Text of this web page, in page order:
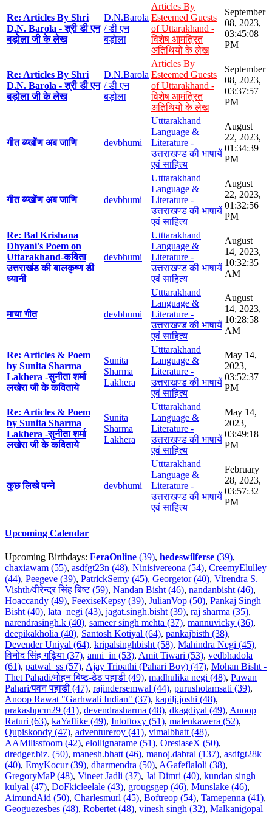
Re: Articles By Shri
D.N. Barola - श्री डी एन
बड़ोला जी के लेख
D.N.Barola
/ डी एन
बड़ोला
Articles By
Esteemed Guests
of Uttarakhand -
विशेष आमंत्रित
अतिथियों के लेख
September
08, 2023,
03:45:08
PM
Re: Articles By Shri
D.N. Barola - श्री डी एन
बड़ोला जी के लेख
D.N.Barola
/ डी एन
बड़ोला
Articles By
Esteemed Guests
of Uttarakhand -
विशेष आमंत्रित
अतिथियों के लेख
September
08, 2023,
03:37:57
PM
गीत ब्य्खोंण अब जाणि devbhumi
Utttarakhand
Language &
Literature -
उत्तराखण्ड की भाषायें
एवं साहित्य
August
22, 2023,
01:34:39
PM
गीत ब्य्खोंण अब जाणि devbhumi
Utttarakhand
Language &
Literature -
उत्तराखण्ड की भाषायें
एवं साहित्य
August
22, 2023,
01:32:56
PM
Re: Bal Krishana
Dhyani's Poem on
Uttarakhand-कविता
उत्तराखंड की बालकृष्ण डी
ध्यानी
devbhumi
Utttarakhand
Language &
Literature -
उत्तराखण्ड की भाषायें
एवं साहित्य
August
14, 2023,
10:32:35
AM
माया गीत devbhumi
Utttarakhand
Language &
Literature -
उत्तराखण्ड की भाषायें
एवं साहित्य
August
14, 2023,
10:28:58
AM
Re: Articles & Poem
by Sunita Sharma
Lakhera -सुनीता शर्मा
लखेरा जी के कविताये
Sunita
Sharma
Lakhera
Utttarakhand
Language &
Literature -
उत्तराखण्ड की भाषायें
एवं साहित्य
May 14,
2023,
03:52:37
PM
Re: Articles & Poem
by Sunita Sharma
Lakhera -सुनीता शर्मा
लखेरा जी के कविताये
Sunita
Sharma
Lakhera
Utttarakhand
Language &
Literature -
उत्तराखण्ड की भाषायें
एवं साहित्य
May 14,
2023,
03:49:18
PM
कुछ लिखे पन्ने devbhumi
Utttarakhand
Language &
Literature -
उत्तराखण्ड की भाषायें
एवं साहित्य
February
28, 2023,
03:57:32
PM
Upcoming Calendar
Upcoming Birthdays: FeraOnline (39), hedeswilferse (39),
chaxiawam (55), asdfgt23n (48), Ninisivereona (54), CreemyElulley
(44), Peegeve (39), PatrickSemy (45), Georgetor (40), Virendra S.
Vishth/वीरेन्द्र सिंह बिष्ट (59), Nandan Bisht (46), nandanbisht (46),
Hoaccandy (49), FeexiseKepsy (39), JulianVop (50), Pankaj Singh
Bisht (40), lata_negi (43), jagat.singh.bisht (39), raj sharma (35),
narendrasingh.k (40), sameer singh mehta (37), mannuvicky (36),
deepikakholia (40), Santosh Kotiyal (64), pankajbisth (38),
Devender Uniyal (64), kripalsinghbisht (58), Mahindra Negi (45),
विनोद सिंह गढ़िया (37), anni_in (53), Amit Tiwari (53), vedbhadola
(61), patwal_ss (57), Ajay Tripathi (Pahari Boy) (47), Mohan Bisht -
Thet Pahadi/मोहन बिष्ट-ठेठ पहाडी (49), madhulika negi (48), Pawan
Pahari/पवन पहाडी (47), rajindersemwal (44), purushotamsati (39),
Anoop Rawat "Garhwali Indian" (37), kapilj.joshi (48),
prakashpcm29 (41), devendrasharma (48), dkagdiyal (49), Anoop
Raturi (63), kaYaftike (49), Intoftoxy (51), malenkawera (52),
Qupiskondy (47), adventureroy (41), vimalbhatt (48),
AAMilissfoom (42), elollignarame (51), OresiaseX (50),
dredger.biz. (50), manesh.bhatt (46), manoj.dabral (137), asdfgt28k
(40), EmyKocur (39), dharmendra (50), AGafeflaloli (38),
GregoryMaP (48), Vineet Jadli (37), Jai Dimri (40), kundan singh
kulyal (47), DoFkicleelale (43), grougsgep (46), Munslake (46),
AimundAid (50), Charlesmurl (45), Boftreop (54), Tamepenna (41),
Geoguezesbes (48), Robertet (48), vinesh singh (32), Malkanigopal